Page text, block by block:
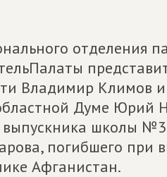
отделения
Владимир Климов
Думе Юрий
школы
погибшего при
Афганистан.